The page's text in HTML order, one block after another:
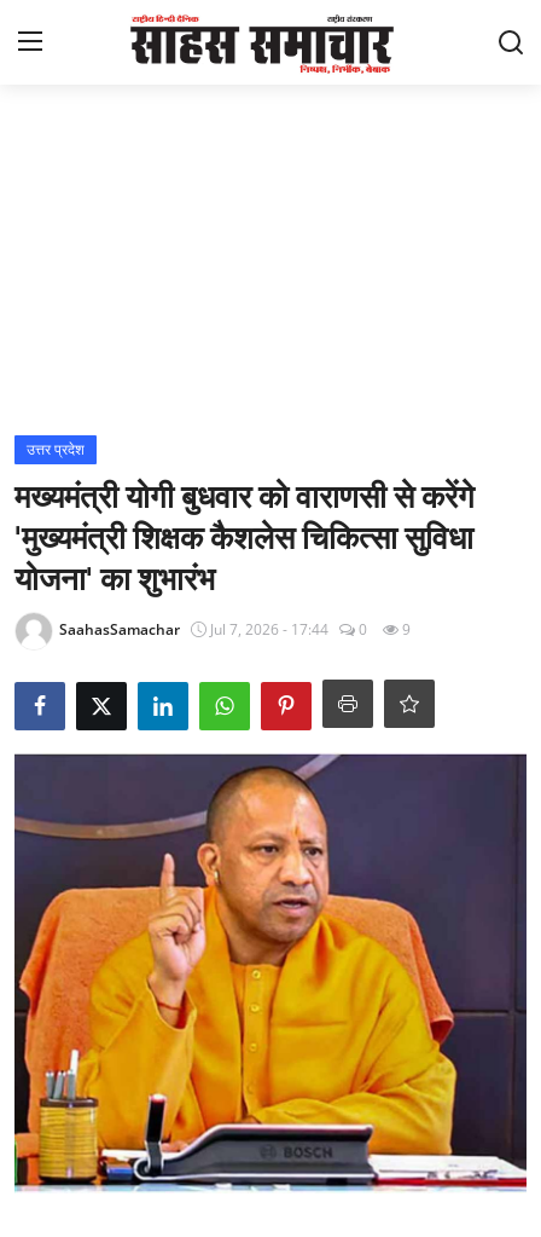
राज्य
अंतराष्ट्रीय
राजनीति
खेल
Epaper
धर्म
उत्तर प्रदेश
मख्यमंत्री योगी बुधवार को वाराणसी से करेंगे
'मुख्यमंत्री शिक्षक कैशलेस चिकित्सा सुविधा
योजना' का शुभारंभ
SaahasSamachar Jul 7, 2026 - 17:44 0 9